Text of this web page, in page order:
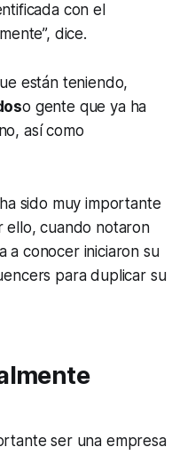
con el
dice.
están teniendo,
o gente que ya ha
así como
sido muy importante
ello, cuando notaron
a conocer iniciaron su
para duplicar su
ser una empresa